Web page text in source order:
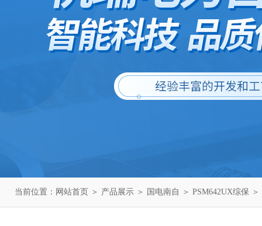
当前位置： 网站首页 ＞ 产品展示 ＞ 国电南自 ＞ PSM642UX综保